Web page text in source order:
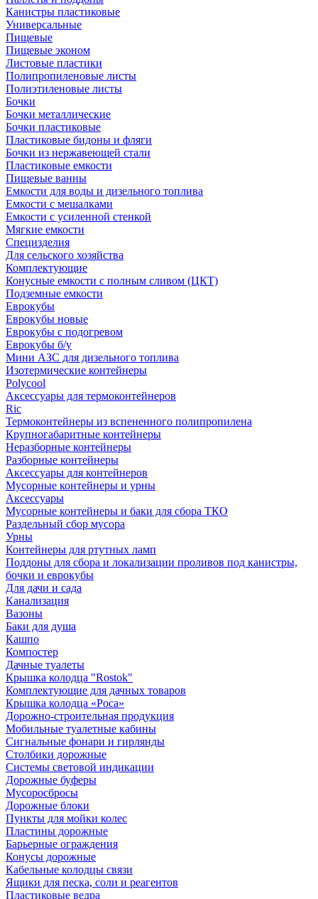
Канистры пластиковые
Универсальные
Пищевые
Пищевые эконом
Листовые пластики
Полипропиленовые листы
Полиэтиленовые листы
Бочки
Бочки металлические
Бочки пластиковые
Пластиковые бидоны и фляги
Бочки из нержавеющей стали
Пластиковые емкости
Пищевые ванны
Емкости для воды и дизельного топлива
Емкости с мешалками
Емкости с усиленной стенкой
Мягкие емкости
Специзделия
Для сельского хозяйства
Комплектующие
Конусные емкости с полным сливом (ЦКТ)
Подземные емкости
Еврокубы
Еврокубы новые
Еврокубы с подогревом
Еврокубы б/у
Мини АЗС для дизельного топлива
Изотермические контейнеры
Polycool
Аксессуары для термоконтейнеров
Ric
Термоконтейнеры из вспененного полипропилена
Крупногабаритные контейнеры
Неразборные контейнеры
Разборные контейнеры
Аксессуары для контейнеров
Мусорные контейнеры и урны
Аксессуары
Мусорные контейнеры и баки для сбора ТКО
Раздельный сбор мусора
Урны
Контейнеры для ртутных ламп
Поддоны для сбора и локализации проливов под канистры,
бочки и еврокубы
Для дачи и сада
Канализация
Вазоны
Баки для душа
Кашпо
Компостер
Дачные туалеты
Крышка колодца "Rostok"
Комплектующие для дачных товаров
Крышка колодца «Роса»
Дорожно-строительная продукция
Мобильные туалетные кабины
Сигнальные фонари и гирлянды
Столбики дорожные
Системы световой индикации
Дорожные буферы
Мусоросбросы
Дорожные блоки
Пункты для мойки колес
Пластины дорожные
Барьерные ограждения
Конусы дорожные
Кабельные колодцы связи
Ящики для песка, соли и реагентов
Пластиковые ведра